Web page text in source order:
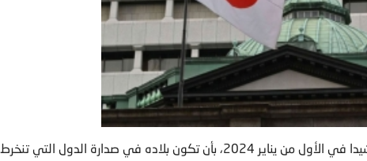
طوكيو – تعهد رئيس الوزراء الياباني فوميو كيشيدا في الأول من يناير 2024، بأن تكون بلاده في صدارة الدول التي تنخرط